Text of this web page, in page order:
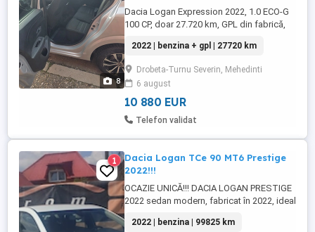
8
Dacia Logan Expression 2022, 1.0 ECO-G
100 CP, doar 27.720 km, GPL din fabrică,
senzori parcare și Android Auto Apple
CarPlay. Mașină întreținută, gata de drum.
Mașina este într-o stare tehnică foarte
bună, întreținută corespunzător și folosită
cu grijă. Consum redus, ...
2022 | benzina + gpl | 27720 km
Drobeta-Turnu Severin, Mehedinti
6 august
10 880 EUR
Telefon validat
1
Dacia Logan TCe 90 MT6 Prestige
2022!!!
OCAZIE UNICĂ!!! DACIA LOGAN PRESTIGE
2022 sedan modern, fabricat în 2022, ideal
cu consum redus, dotată cu sisteme
2022 | benzina | 99825 km